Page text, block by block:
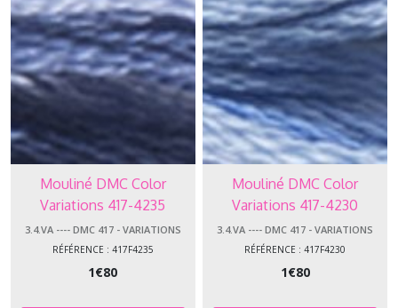
Mouliné DMC Color
Variations 417-4235
3.4.VA ---- DMC 417 - VARIATIONS
RÉFÉRENCE : 417F4235
1€80
Mouliné DMC Color
Variations 417-4230
3.4.VA ---- DMC 417 - VARIATIONS
RÉFÉRENCE : 417F4230
1€80